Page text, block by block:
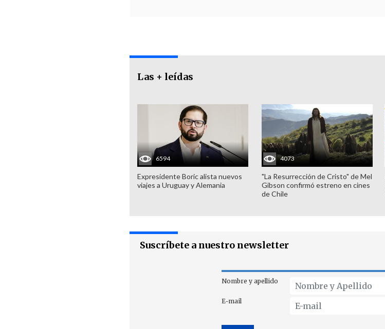
Las + leídas
6594
Expresidente Boric alista nuevos
viajes a Uruguay y Alemania
4073
"La Resurrección de Cristo" de Mel
Gibson confirmó estreno en cines
de Chile
Suscríbete a nuestro newsletter
Nombre y apellido
E-mail